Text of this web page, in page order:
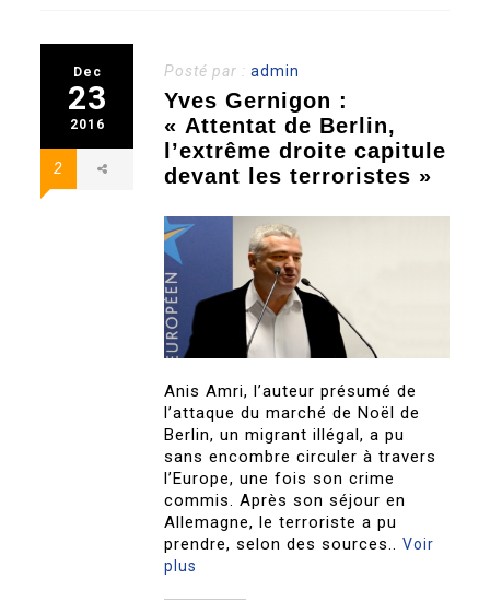
Dec
23
2016
2
Posté par :admin
Yves Gernigon :
« Attentat de Berlin,
l’extrême droite capitule
devant les terroristes »
Anis Amri, l’auteur présumé de
l’attaque du marché de Noël de
Berlin, un migrant illégal, a pu
sans encombre circuler à travers
l’Europe, une fois son crime
commis. Après son séjour en
Allemagne, le terroriste a pu
prendre, selon des sources..Voir
plus